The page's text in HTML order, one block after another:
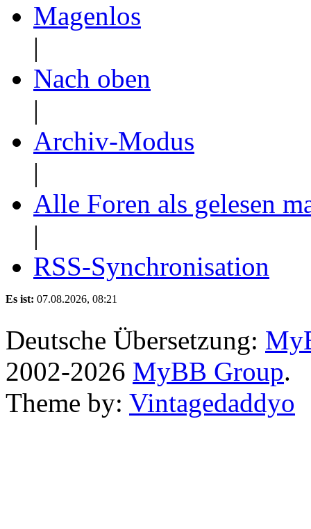
Magenlos
|
Nach oben
|
Archiv-Modus
|
Alle Foren als gelesen
|
RSS-Synchronisation
Es ist: 07.08.2026, 08:21
Deutsche Übersetzung:
2002-2026 MyBB Group.
Theme by: Vintagedaddyo